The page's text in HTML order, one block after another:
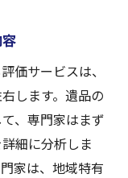
価サービスは、
します。遺品の
、専門家はまず
細に分析しま
家は、地域特有